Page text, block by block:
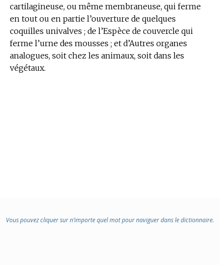
cartilagineuse, ou même membraneuse, qui ferme
en tout ou en partie l’ouverture de quelques
coquilles univalves ; de l’Espèce de couvercle qui
ferme l’urne des mousses ; et d’Autres organes
analogues, soit chez les animaux, soit dans les
végétaux.
Vous pouvez cliquer sur n’importe quel mot pour naviguer dans le dictionnaire.